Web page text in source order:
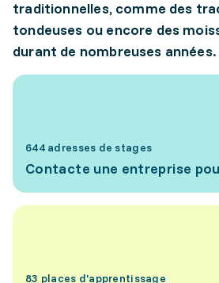
traditionnelles, comme des
tondeuses ou encore des
durant de nombreuses années.
644 adresses de stages
Contacte une entreprise
83 places d'apprentissage